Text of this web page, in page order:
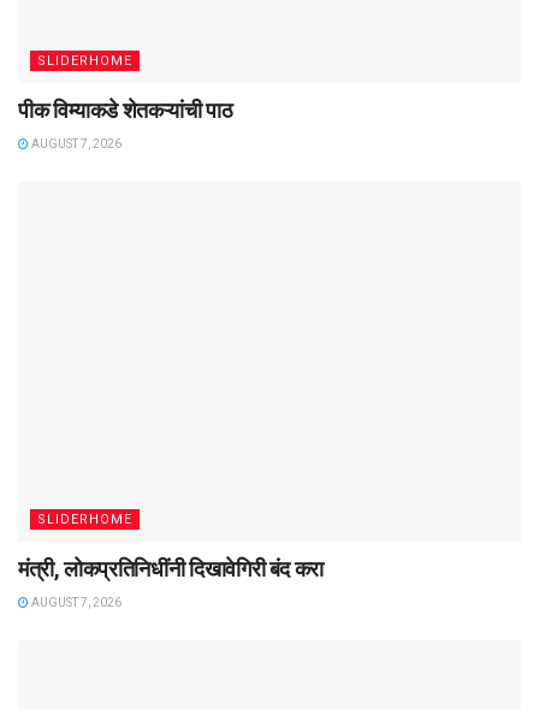
SLIDERHOME
पीक विम्याकडे शेतकऱ्यांची पाठ
AUGUST 7, 2026
SLIDERHOME
मंत्री, लोकप्रतिनिधींनी दिखावेगिरी बंद करा
AUGUST 7, 2026